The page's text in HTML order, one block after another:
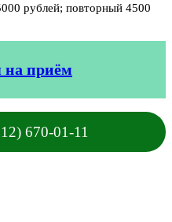
рублей; повторный 4500
на приём
670-01-11